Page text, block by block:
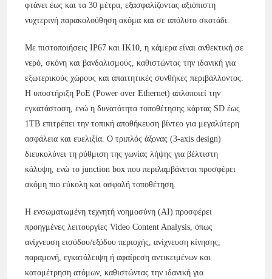
φτάνει έως και τα 30 μέτρα, εξασφαλίζοντας αξιόπιστη
νυχτερινή παρακολούθηση ακόμα και σε απόλυτο σκοτάδι.
Με πιστοποιήσεις IP67 και IK10, η κάμερα είναι ανθεκτική σε
νερό, σκόνη και βανδαλισμούς, καθιστώντας την ιδανική για
εξωτερικούς χώρους και απαιτητικές συνθήκες περιβάλλοντος.
Η υποστήριξη PoE (Power over Ethernet) απλοποιεί την
εγκατάσταση, ενώ η δυνατότητα τοποθέτησης κάρτας SD έως
1TB επιτρέπει την τοπική αποθήκευση βίντεο για μεγαλύτερη
ασφάλεια και ευελιξία. Ο τριπλός άξονας (3-axis design)
διευκολύνει τη ρύθμιση της γωνίας λήψης για βέλτιστη
κάλυψη, ενώ το junction box που περιλαμβάνεται προσφέρει
ακόμη πιο εύκολη και ασφαλή τοποθέτηση.
Η ενσωματωμένη τεχνητή νοημοσύνη (AI) προσφέρει
προηγμένες λειτουργίες Video Content Analysis, όπως
ανίχνευση εισόδου/εξόδου περιοχής, ανίχνευση κίνησης,
παραμονή, εγκατάλειψη ή αφαίρεση αντικειμένων και
καταμέτρηση ατόμων, καθιστώντας την ιδανική για